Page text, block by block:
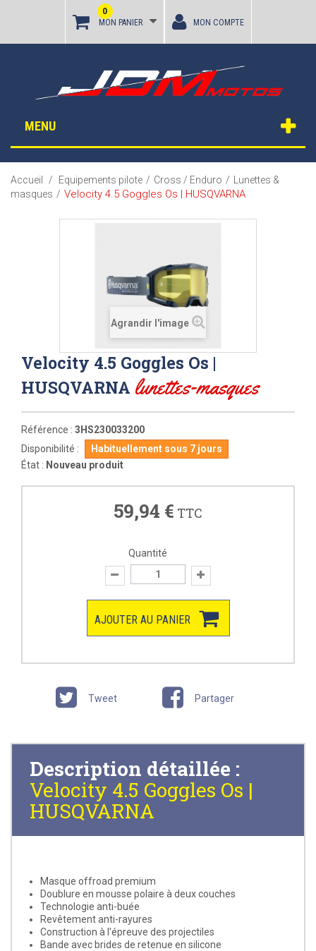
MON PANIER
0
MON COMPTE
MENU
Accueil / Equipements pilote / Cross / Enduro /
Lunettes &
masques / Velocity 4.5 Goggles Os | HUSQVARNA
Agrandir l'image
Velocity 4.5 Goggles Os |
HUSQVARNA lunettes-masques
Référence : 3HS230033200
Disponibilité :
Habituellement sous 7 jours
État : Nouveau produit
59,94 € TTC
Quantité
AJOUTER AU PANIER
Tweet Partager
Description détaillée :
Velocity 4.5 Goggles Os |
HUSQVARNA
Masque offroad premium
Doublure en mousse polaire à deux couches
Technologie anti-buée
Revêtement anti-rayures
Construction à l'épreuve des projectiles
Bande avec brides de retenue en silicone